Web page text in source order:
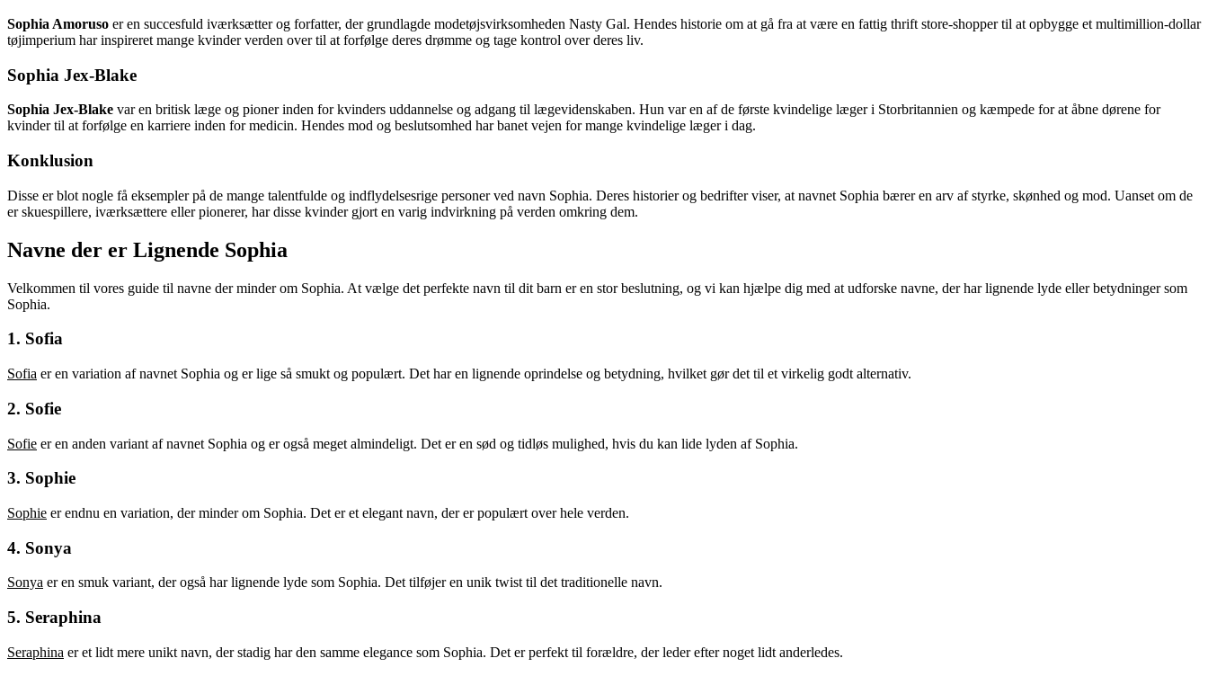
Sophia Amoruso er en succesfuld iværksætter og forfatter, der grundlagde modetøjsvirksomheden Nasty Gal. Hendes historie om at gå fra at være en fattig thrift store-shopper til at opbygge et multimillion-dollar
tøjimperium har inspireret mange kvinder verden over til at forfølge deres drømme og tage kontrol over deres liv.
Sophia Jex-Blake
Sophia Jex-Blake var en britisk læge og pioner inden for kvinders uddannelse og adgang til lægevidenskaben. Hun var en af de første kvindelige læger i Storbritannien og kæmpede for at åbne dørene for
kvinder til at forfølge en karriere inden for medicin. Hendes mod og beslutsomhed har banet vejen for mange kvindelige læger i dag.
Konklusion
Disse er blot nogle få eksempler på de mange talentfulde og indflydelsesrige personer ved navn Sophia. Deres historier og bedrifter viser, at navnet Sophia bærer en arv af styrke, skønhed og mod. Uanset om de
er skuespillere, iværksættere eller pionerer, har disse kvinder gjort en varig indvirkning på verden omkring dem.
Navne der er Lignende Sophia
Velkommen til vores guide til navne der minder om Sophia. At vælge det perfekte navn til dit barn er en stor beslutning, og vi kan hjælpe dig med at udforske navne, der har lignende lyde eller betydninger som
Sophia.
1. Sofia
Sofia er en variation af navnet Sophia og er lige så smukt og populært. Det har en lignende oprindelse og betydning, hvilket gør det til et virkelig godt alternativ.
2. Sofie
Sofie er en anden variant af navnet Sophia og er også meget almindeligt. Det er en sød og tidløs mulighed, hvis du kan lide lyden af Sophia.
3. Sophie
Sophie er endnu en variation, der minder om Sophia. Det er et elegant navn, der er populært over hele verden.
4. Sonya
Sonya er en smuk variant, der også har lignende lyde som Sophia. Det tilføjer en unik twist til det traditionelle navn.
5. Seraphina
Seraphina er et lidt mere unikt navn, der stadig har den samme elegance som Sophia. Det er perfekt til forældre, der leder efter noget lidt anderledes.